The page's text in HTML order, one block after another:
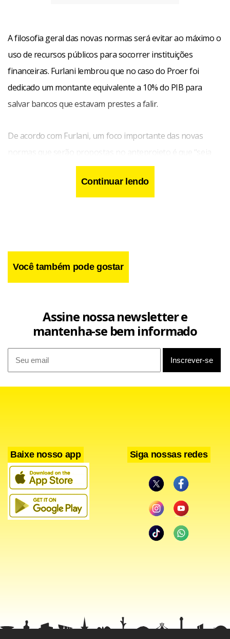
A filosofia geral das novas normas será evitar ao máximo o
uso de recursos públicos para socorrer instituições
financeiras. Furlani lembrou que no caso do Proer foi
dedicado um montante equivalente a 10% do PIB para
salvar bancos que estavam prestes a falir.
De acordo com Furlani, um foco importante das novas
normas que serão propostas no anteprojeto é que “seja
flexível, com ferramentas que possam ser usadas tanto por
bancos médios quanto para instituições grandes.”
Continuar lendo
Você também pode gostar
Assine nossa newsletter e
mantenha-se bem informado
Baixe nosso app Siga nossas redes